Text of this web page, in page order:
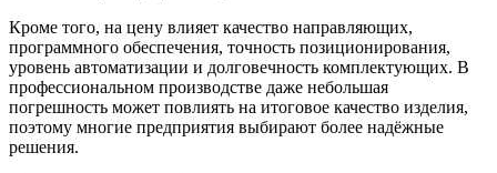
Кроме того, на цену влияет качество направляющих,
программного обеспечения, точность позиционирования,
уровень автоматизации и долговечность комплектующих. В
профессиональном производстве даже небольшая
погрешность может повлиять на итоговое качество изделия,
поэтому многие предприятия выбирают более надёжные
решения.